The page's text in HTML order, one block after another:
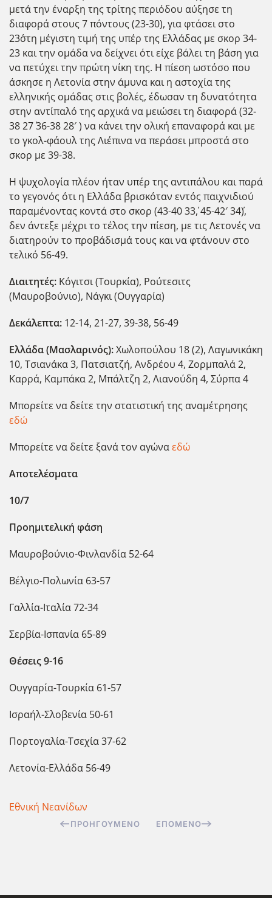
μετά την έναρξη της τρίτης περιόδου αύξησε τη
διαφορά στους 7 πόντους (23-30), για φτάσει στο
23΄στη μέγιστη τιμή της υπέρ της Ελλάδας με σκορ 34-
23 και την ομάδα να δείχνει ότι είχε βάλει τη βάση για
να πετύχει την πρώτη νίκη της. Η πίεση ωστόσο που
άσκησε η Λετονία στην άμυνα και η αστοχία της
ελληνικής ομάδας στις βολές, έδωσαν τη δυνατότητα
στην αντίπαλό της αρχικά να μειώσει τη διαφορά (32-
38 27΄ 36-38 28′ ) να κάνει την ολική επαναφορά και με
το γκολ-φάουλ της Λιέπινα να περάσει μπροστά στο
σκορ με 39-38.
Η ψυχολογία πλέον ήταν υπέρ της αντιπάλου και παρά
το γεγονός ότι η Ελλάδα βρισκόταν εντός παιχνιδιού
παραμένοντας κοντά στο σκορ (43-40 33΄, 45-42′ 34΄),
δεν άντεξε μέχρι το τέλος την πίεση, με τις Λετονές να
διατηρούν το προβάδισμά τους και να φτάνουν στο
τελικό 56-49.
Διαιτητές: Κόγιτσι (Τουρκία), Ρούτεσιτς
(Μαυροβούνιο), Νάγκι (Ουγγαρία)
Δεκάλεπτα: 12-14, 21-27, 39-38, 56-49
Ελλάδα (Μασλαρινός):Χωλοπούλου 18 (2), Λαγωνικάκη
10, Τσιανάκα 3, Πατσιατζή, Ανδρέου 4, Ζορμπαλά 2,
Καρρά, Καμπάκα 2, Μπάλτζη 2, Λιανούδη 4, Σύρπα 4
Μπορείτε να δείτε την στατιστική της αναμέτρησης
εδώ
Μπορείτε να δείτε ξανά τον αγώναεδώ
Αποτελέσματα
10/7
Προημιτελική φάση
Μαυροβούνιο-Φινλανδία 52-64
Βέλγιο-Πολωνία 63-57
Γαλλία-Ιταλία 72-34
Σερβία-Ισπανία 65-89
Θέσεις 9-16
Ουγγαρία-Τουρκία 61-57
Ισραήλ-Σλοβενία 50-61
Πορτογαλία-Τσεχία 37-62
Λετονία-Ελλάδα 56-49
Εθνική Νεανίδων
ΠΡΟΗΓΟΎΜΕΝΟ ΕΠΌΜΕΝΟ